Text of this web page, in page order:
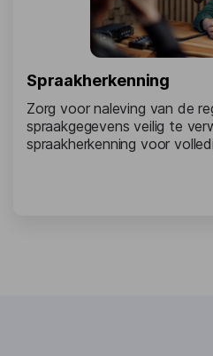
Spraakherkenning
Zorg voor naleving van de
spraakgegevens veilig te
spraakherkenning voor